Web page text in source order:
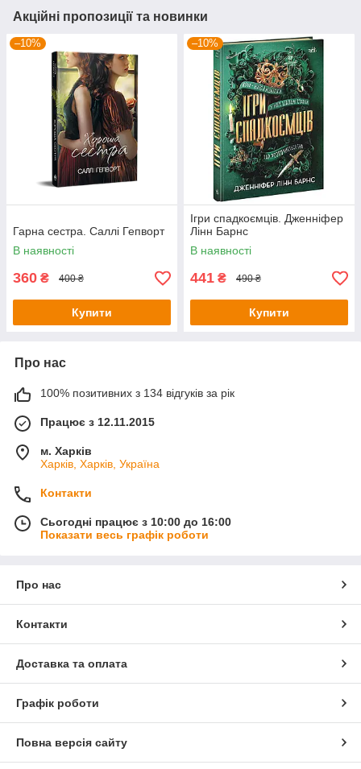
Акційні пропозиції та новинки
–10%
Гарна сестра. Саллі Гепворт
В наявності
360 ₴ 400 ₴
Купити
–10%
Ігри спадкоємців. Дженніфер
Лінн Барнс
В наявності
441 ₴ 490 ₴
Купити
Про нас
100% позитивних з 134 відгуків за рік
Працює з 12.11.2015
м. Харків
Харків, Харків, Україна
Контакти
Сьогодні працює з 10:00 до 16:00
Показати весь графік роботи
Про нас
Контакти
Доставка та оплата
Графік роботи
Повна версія сайту